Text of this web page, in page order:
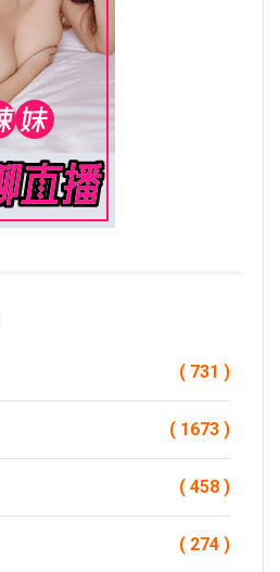
( 731 )
( 1673 )
( 458 )
( 274 )